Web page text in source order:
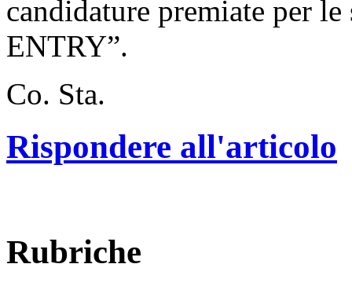
candidature premiate per
ENTRY”.
Co. Sta.
Rispondere all'articolo
Rubriche